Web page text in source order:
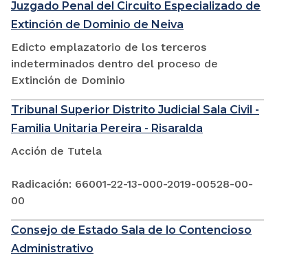
Juzgado Penal del Circuito Especializado de
Extinción de Dominio de Neiva
Edicto emplazatorio de los terceros
indeterminados dentro del proceso de
Extinción de Dominio
Tribunal Superior Distrito Judicial Sala Civil -
Familia Unitaria Pereira - Risaralda
Acción de Tutela
Radicación: 66001-22-13-000-2019-00528-00-
00
Consejo de Estado Sala de lo Contencioso
Administrativo